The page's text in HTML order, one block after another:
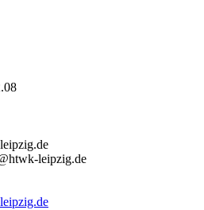
leipzig.de